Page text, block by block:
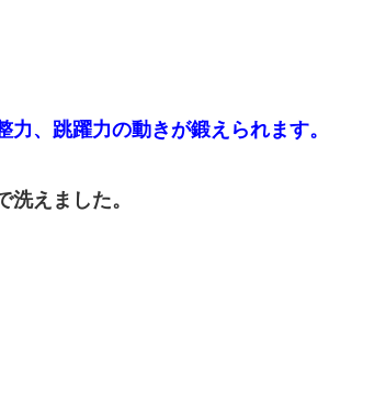
、跳躍力の動きが鍛えられます。
えました。